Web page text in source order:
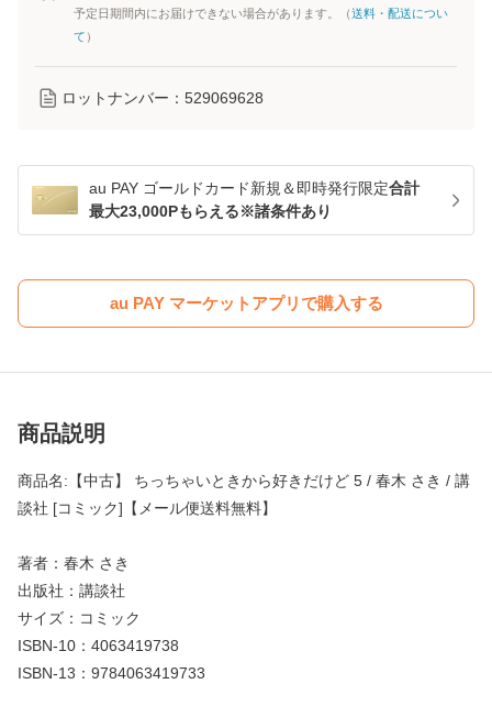
予定日期間内にお届けできない場合があります。（送料・配送につい
て ）
ロットナンバー： 529069628
au PAY ゴールドカード新規＆即時発行限定合計
最大23,000Pもらえる※諸条件あり
au PAY マーケットアプリで購入する
商品説明
商品名:【中古】 ちっちゃいときから好きだけど 5 / 春木 さき / 講
談社 [コミック]【メール便送料無料】
著者：春木 さき
出版社：講談社
サイズ：コミック
ISBN-10：4063419738
ISBN-13：9784063419733